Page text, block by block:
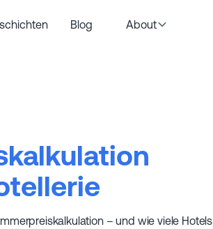
Blog About
– und wie viele Hotels